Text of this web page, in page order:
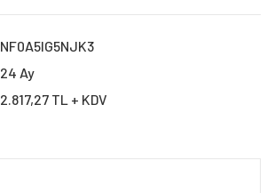
NF0A5IG5NJK3
24 Ay
2.817,27 TL + KDV